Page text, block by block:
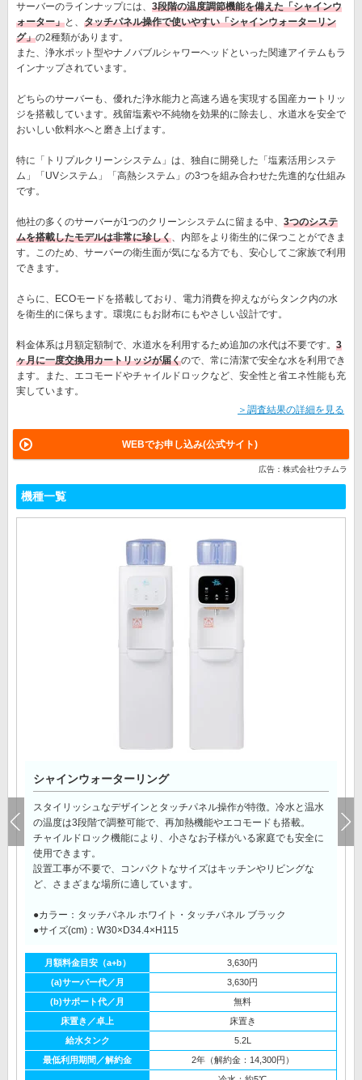
サーバーのラインナップには、 3段階の温度調節機能を備えた「シャインウ
ォーター」と、 タッチパネル操作で使いやすい「シャインウォーターリン
グ」の2種類があります。
また、浄水ポット型やナノバブルシャワーヘッドといった関連アイテムもラ
インナップされています。
どちらのサーバーも、優れた浄水能力と高速ろ過を実現する国産カートリッ
ジを搭載しています。残留塩素や不純物を効果的に除去し、水道水を安全で
おいしい飲料水へと磨き上げます。
特に「トリプルクリーンシステム」は、独自に開発した「塩素活用システ
ム」「UVシステム」「高熱システム」の3つを組み合わせた先進的な仕組み
です。
他社の多くのサーバーが1つのクリーンシステムに留まる中、 3つのシステ
ムを搭載したモデルは非常に珍しく、内部をより衛生的に保つことができま
す。このため、サーバーの衛生面が気になる方でも、安心してご家族で利用
できます。
さらに、ECOモードを搭載しており、電力消費を抑えながらタンク内の水
を衛生的に保ちます。環境にもお財布にもやさしい設計です。
料金体系は月額定額制で、水道水を利用するため追加の水代は不要です。 3
ヶ月に一度交換用カートリッジが届くので、常に清潔で安全な水を利用でき
ます。また、エコモードやチャイルドロックなど、安全性と省エネ性能も充
実しています。
＞調査結果の詳細を見る
WEBでお申し込み(公式サイト)
広告：株式会社ウチムラ
機種一覧
シャインウォーターリング
スタイリッシュなデザインとタッチパネル操作が特徴。冷水と温水
の温度は3段階で調整可能で、再加熱機能やエコモードも搭載。
チャイルドロック機能により、小さなお子様がいる家庭でも安全に
使用できます。
設置工事が不要で、コンパクトなサイズはキッチンやリビングな
ど、さまざまな場所に適しています。
●カラー：タッチパネル ホワイト・タッチパネル ブラック
●サイズ(cm)：W30×D34.4×H115
月額料金目安（a+b）
3,630円
(a)サーバー代／月
3,630円
(b)サポート代／月
無料
床置き／卓上
床置き
給水タンク
5.2L
最低利用期間／解約金
2年（解約金：14,300円）